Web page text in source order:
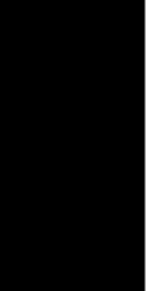
maquillaje) y
musica
de música)
vestuario
de vestuario)
editorial